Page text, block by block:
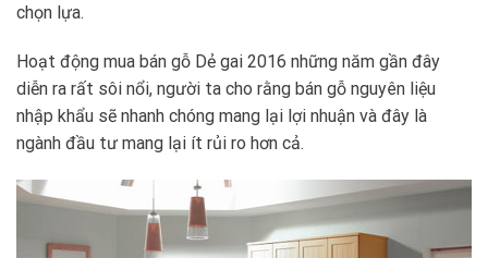
chọn lựa.
Hoạt động mua bán gỗ Dẻ gai 2016 những năm gần đây
diễn ra rất sôi nổi, người ta cho rằng bán gỗ nguyên liệu
nhập khẩu sẽ nhanh chóng mang lại lợi nhuận và đây là
ngành đầu tư mang lại ít rủi ro hơn cả.